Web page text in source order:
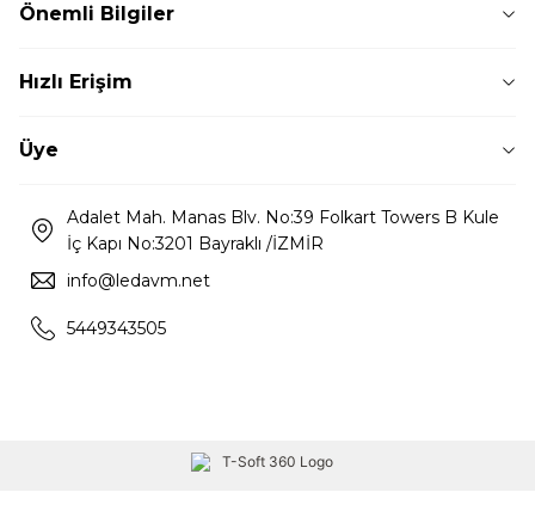
Önemli Bilgiler
Hızlı Erişim
Üye
Adalet Mah. Manas Blv. No:39 Folkart Towers B Kule
İç Kapı No:3201 Bayraklı /İZMİR
info@ledavm.net
5449343505